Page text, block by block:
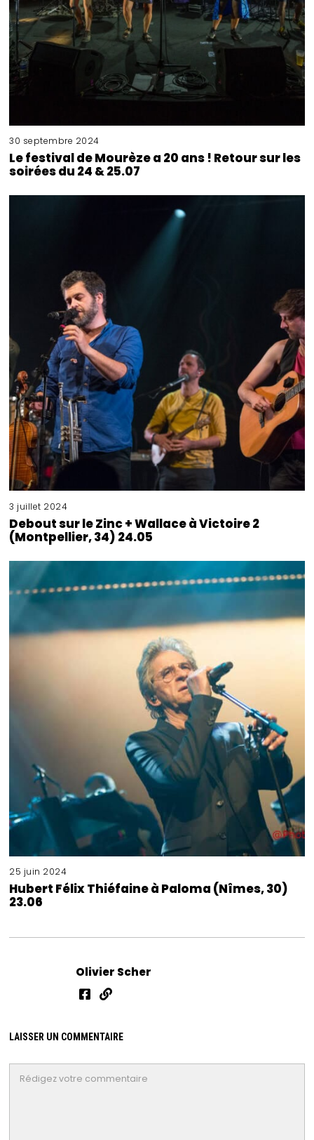
30 septembre 2024
Le festival de Mourèze a 20 ans ! Retour sur les
soirées du 24 & 25.07
3 juillet 2024
Debout sur le Zinc + Wallace à Victoire 2
(Montpellier, 34) 24.05
25 juin 2024
Hubert Félix Thiéfaine à Paloma (Nîmes, 30)
23.06
Olivier Scher
LAISSER UN COMMENTAIRE